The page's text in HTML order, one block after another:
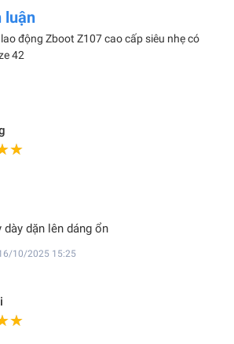
da bò cao cấp chống cháy, đế thép
ĐỔI SIZE CHI TIẾT
luận
động Zboot Z107 cao cấp siêu nhẹ có
42
dày dặn lên dáng ổn
10/2025 15:25